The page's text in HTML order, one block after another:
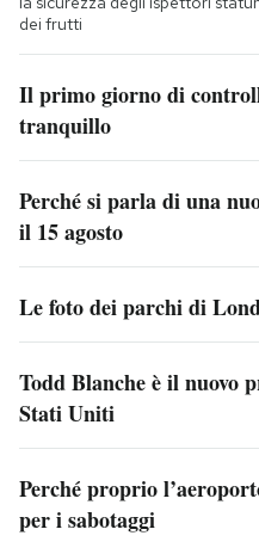
dei frutti
Il primo giorno di
tranquillo
Perché si parla di una
il 15 agosto
Le foto dei parchi di
Todd Blanche è il nuovo
Stati Uniti
Perché proprio
per i sabotaggi